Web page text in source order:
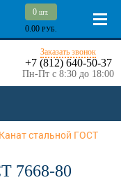
0 шт.
0.00 РУБ.
Заказать звонок
+7 (812) 640-50-37
Пн-Пт с 8:30 до 18:00
Канат стальной ГОСТ
80